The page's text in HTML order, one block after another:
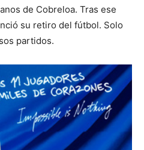
de Cobreloa. Tras ese
su retiro del fútbol. Solo
partidos.